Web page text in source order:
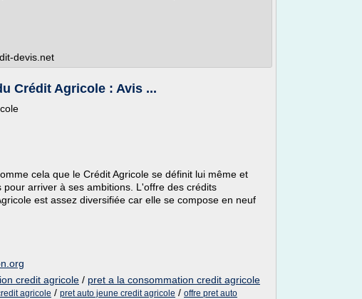
devis.net
Crédit Agricole : Avis ...
cela que le Crédit Agricole se définit lui même et
arriver à ses ambitions. L'offre des crédits
est assez diversifiée car elle se compose en neuf
credit agricole / pret a la consommation credit agricole
agricole / pret auto jeune credit agricole / offre pret auto